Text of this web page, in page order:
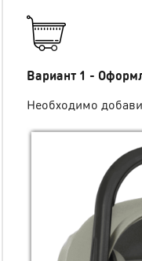
Вариант 1 -
Необходимо
Федор Степанов
Отличный сайт! Легко нашел
необходимая информация по
возникло. Все просто и
понятно. По доставке есть
варианты. Все быстро и